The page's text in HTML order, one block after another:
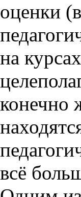
оценки
на
конечно
всё